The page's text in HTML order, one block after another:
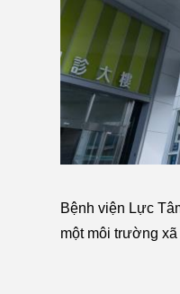
Bệnh viện Lực
một môi trường